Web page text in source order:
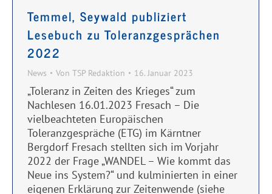
Temmel, Seywald publiziert
Lesebuch zu Toleranzgesprächen
2022
News Von TSP Redaktion 16. Januar 2023
„Toleranz in Zeiten des Krieges“ zum
Nachlesen 16.01.2023 Fresach – Die
vielbeachteten Europäischen
Toleranzgespräche (ETG) im Kärntner
Bergdorf Fresach stellten sich im Vorjahr
2022 der Frage „WANDEL – Wie kommt das
Neue ins System?“ und kulminierten in einer
eigenen Erklärung zur Zeitenwende (siehe